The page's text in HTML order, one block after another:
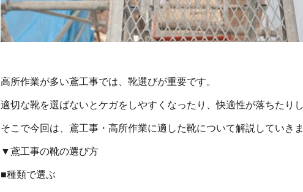
高所作業が多い鳶工事では、靴選びが重要です。
適切な靴を選ばないとケガをしやすくなったり、快適性が落ちたり
そこで今回は、鳶工事・高所作業に適した靴について解説していきま
▼鳶工事の靴の選び方
■種類で選ぶ